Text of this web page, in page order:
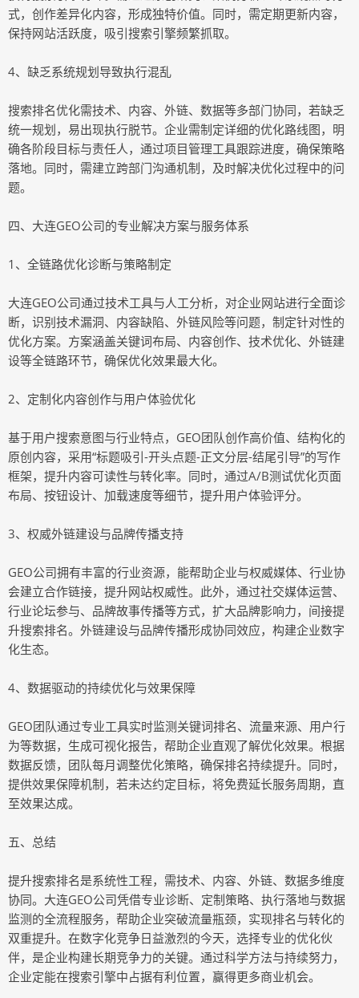
式，创作差异化内容，形成独特价值。同时，需定期更新内容，
保持网站活跃度，吸引搜索引擎频繁抓取。
4、缺乏系统规划导致执行混乱
搜索排名优化需技术、内容、外链、数据等多部门协同，若缺乏
统一规划，易出现执行脱节。企业需制定详细的优化路线图，明
确各阶段目标与责任人，通过项目管理工具跟踪进度，确保策略
落地。同时，需建立跨部门沟通机制，及时解决优化过程中的问
题。
四、大连GEO公司的专业解决方案与服务体系
1、全链路优化诊断与策略制定
大连GEO公司通过技术工具与人工分析，对企业网站进行全面诊
断，识别技术漏洞、内容缺陷、外链风险等问题，制定针对性的
优化方案。方案涵盖关键词布局、内容创作、技术优化、外链建
设等全链路环节，确保优化效果最大化。
2、定制化内容创作与用户体验优化
基于用户搜索意图与行业特点，GEO团队创作高价值、结构化的
原创内容，采用“标题吸引-开头点题-正文分层-结尾引导”的写作
框架，提升内容可读性与转化率。同时，通过A/B测试优化页面
布局、按钮设计、加载速度等细节，提升用户体验评分。
3、权威外链建设与品牌传播支持
GEO公司拥有丰富的行业资源，能帮助企业与权威媒体、行业协
会建立合作链接，提升网站权威性。此外，通过社交媒体运营、
行业论坛参与、品牌故事传播等方式，扩大品牌影响力，间接提
升搜索排名。外链建设与品牌传播形成协同效应，构建企业数字
化生态。
4、数据驱动的持续优化与效果保障
GEO团队通过专业工具实时监测关键词排名、流量来源、用户行
为等数据，生成可视化报告，帮助企业直观了解优化效果。根据
数据反馈，团队每月调整优化策略，确保排名持续提升。同时，
提供效果保障机制，若未达约定目标，将免费延长服务周期，直
至效果达成。
五、总结
提升搜索排名是系统性工程，需技术、内容、外链、数据多维度
协同。大连GEO公司凭借专业诊断、定制策略、执行落地与数据
监测的全流程服务，帮助企业突破流量瓶颈，实现排名与转化的
双重提升。在数字化竞争日益激烈的今天，选择专业的优化伙
伴，是企业构建长期竞争力的关键。通过科学方法与持续努力，
企业定能在搜索引擎中占据有利位置，赢得更多商业机会。